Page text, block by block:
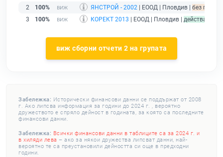
2
100% ЯНСТРОЙ - 2002 | ЕООД | Пловдив | без
3
100% КОРЕКТ 2013 | ЕООД | Пловдив | действащ
виж сборни отчети 2 на групата
Забележка: Исторически финансови данни се поддържат от 2008
г. Ако липсва информация за години до 2024 г. , вероятно
дружеството е спряло дейност в годината, за която са последните
финансови данни.
Забележка: Всички финансови данни в таблиците са за 2024 г. и
в хиляди лева – ако за някои дружества липсват данни, най-
вероятно те са преустановили дейността си още в предходни
години.